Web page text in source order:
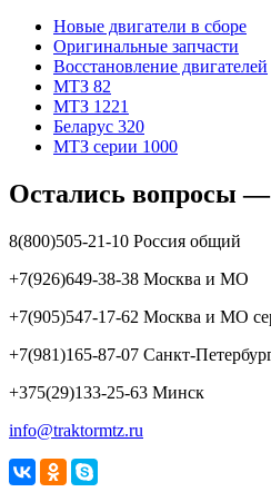
Новые двигатели в сборе
Оригинальные запчасти
Восстановление двигателей
МТЗ 82
МТЗ 1221
Беларус 320
МТЗ серии 1000
Остались вопросы —
8(800)505-21-10 Россия общий
+7(926)649-38-38 Москва и МО
+7(905)547-17-62 Москва и МО
+7(981)165-87-07 Санкт-
+375(29)133-25-63 Минск
info@traktormtz.ru